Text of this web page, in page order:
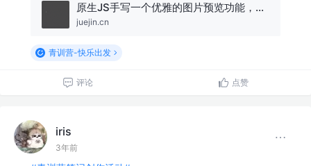
原生JS手写一个优雅的图片预览功能，带你吃透背后原理
juejin.cn
青训营-快乐出发
评论 点赞
iris
3年前